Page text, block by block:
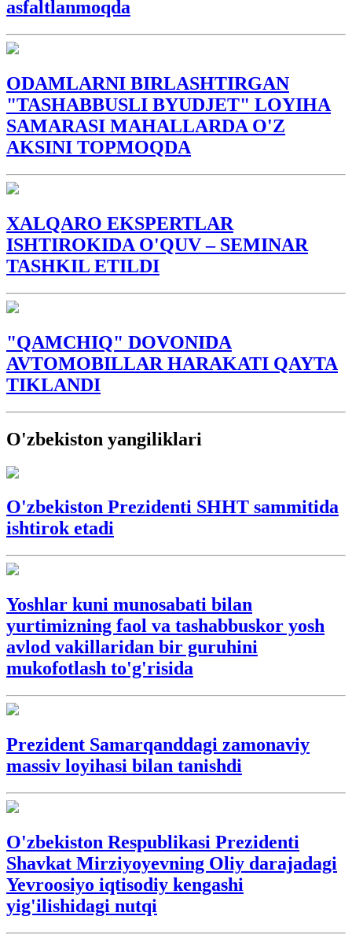
asfaltlanmoqda
ODAMLARNI BIRLASHTIRGAN
"TASHABBUSLI BYUDJET" LOYIHA
SAMARASI MAHALLARDA O'Z
AKSINI TOPMOQDA
XALQARO EKSPERTLAR
ISHTIROKIDA O'QUV – SEMINAR
TASHKIL ETILDI
"QAMCHIQ" DOVONIDA
AVTOMOBILLAR HARAKATI QAYTA
TIKLANDI
O'zbekiston yangiliklari
O'zbekiston Prezidenti SHHT sammitida
ishtirok etadi
Yoshlar kuni munosabati bilan
yurtimizning faol va tashabbuskor yosh
avlod vakillaridan bir guruhini
mukofotlash to'g'risida
Prezident Samarqanddagi zamonaviy
massiv loyihasi bilan tanishdi
O'zbekiston Respublikasi Prezidenti
Shavkat Mirziyoyevning Oliy darajadagi
Yevroosiyo iqtisodiy kengashi
yig'ilishidagi nutqi